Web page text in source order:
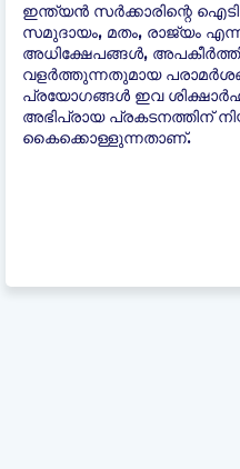
ഇന്ത്യന്‍ സർക്കാരിന്റെ
സമുദായം, മതം, രാജ്യം
അധിക്ഷേപങ്ങൾ,
വളർത്തുന്നതുമായ
പ്രയോഗങ്ങൾ ഇവ
അഭിപ്രായ പ്രകടനത്തിന്
കൈക്കൊള്ളുന്നതാണ്.